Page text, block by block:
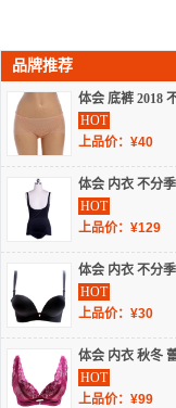
品牌推荐
HOT
上品价：¥40
HOT
上品价：¥129
HOT
上品价：¥30
HOT
上品价：¥99